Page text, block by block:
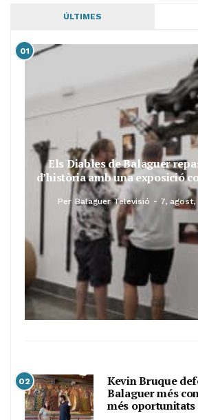
ÚLTIMES
01
Els Diables de Balaguer
d’història amb una exposició
Per Balaguer Televisió 7,
02
Kevin Bruque
Balaguer més
més